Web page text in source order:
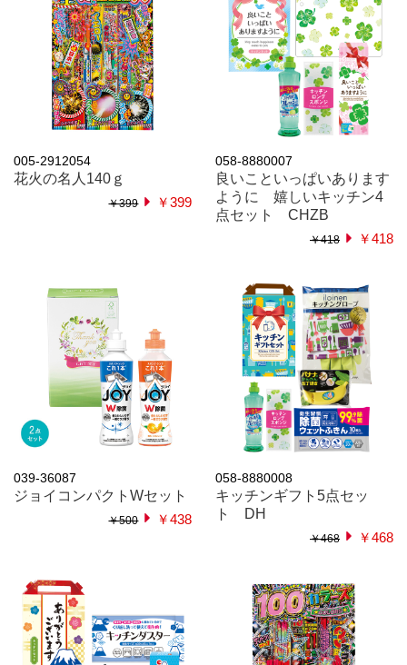
005-2912054
花火の名人140ｇ
￥399 ￥399
058-8880007
良いこといっぱいあります
ように 嬉しいキッチン4
点セット CHZB
￥418 ￥418
039-36087
ジョイコンパクトWセット
￥500 ￥438
058-8880008
キッチンギフト5点セッ
ト DH
￥468 ￥468